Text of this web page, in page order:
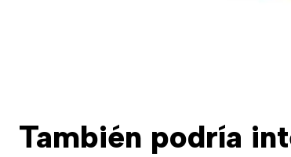
También podría